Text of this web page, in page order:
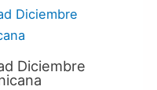
Diciembre